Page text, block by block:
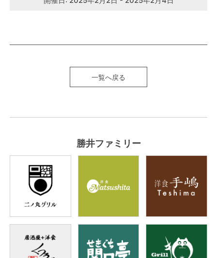
一覧へ戻る
勝井ファミリー